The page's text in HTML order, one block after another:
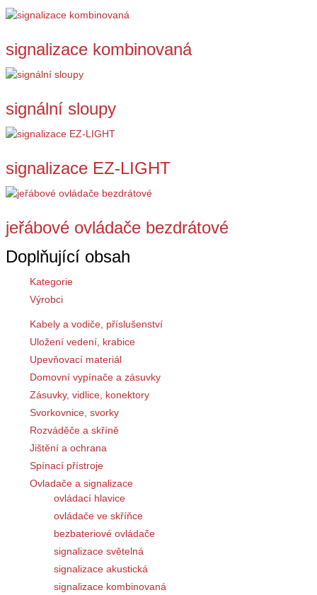
signalizace kombinovaná
signální sloupy
signalizace EZ-LIGHT
jeřábové ovládače bezdrátové
Doplňující obsah
Kategorie
Výrobci
Kabely a vodiče, příslušenství
Uložení vedení, krabice
Upevňovací materiál
Domovní vypínače a zásuvky
Zásuvky, vidlice, konektory
Svorkovnice, svorky
Rozváděče a skříně
Jištění a ochrana
Spínací přístroje
Ovladače a signalizace
ovládací hlavice
ovládače ve skříňce
bezbateriové ovládače
signalizace světelná
signalizace akustická
signalizace kombinovaná